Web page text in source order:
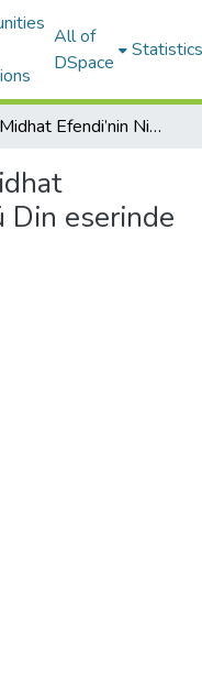
All of
DSpace
Statistics
Ahmet Midhat Efendi’nin Niza-ı İlm ü Din eserinde din bilim ilişkisi
Din eserinde